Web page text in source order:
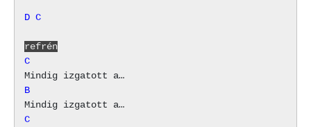
D C
refrén
C
B
C